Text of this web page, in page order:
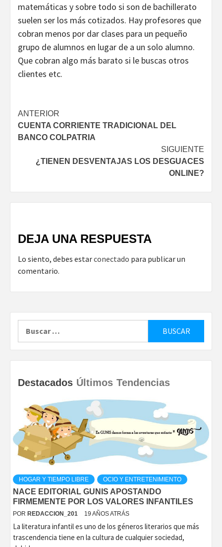
matemáticas y sobre todo si son de bachillerato
suelen ser los más cotizados. Hay profesores que
cobran menos por dar clases para un pequeño
grupo de alumnos en lugar de a un solo alumno.
Que cobran algo más barato si le buscas otros
clientes etc.
Navegación
de
ANTERIOR
CUENTA CORRIENTE TRADICIONAL DEL
BANCO COLPATRIA
SIGUIENTE
¿TIENEN DESVENTAJAS LOS DESGUACES
ONLINE?
DEJA UNA RESPUESTA
Lo siento, debes estarconectado para publicar un
comentario.
Destacados Últimos Tendencias
HOGAR Y TIEMPO LIBRE OCIO Y ENTRETENIMIENTO
NACE EDITORIAL GUNIS APOSTANDO
FIRMEMENTE POR LOS VALORES INFANTILES
POR REDACCION_201 19 AÑOS ATRÁS
La literatura infantil es uno de los géneros literarios que más
trascendencia tiene en la cultura de cualquier sociedad,